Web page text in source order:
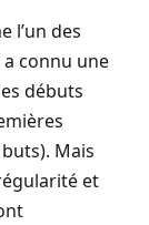
l’un des
a connu une
débuts
Mais
et